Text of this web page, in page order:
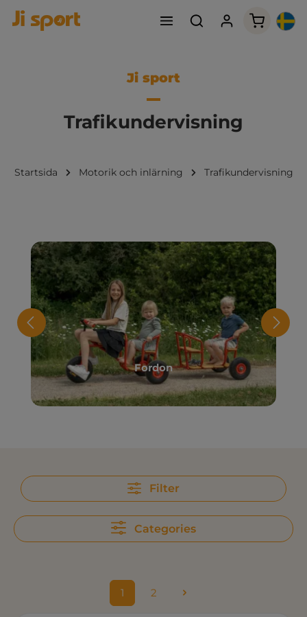
Ji sport
Trafikundervisning
Startsida Motorik och inlärning Trafikundervisning
Fordon
Filter
Categories
Sida
1 Sida
2